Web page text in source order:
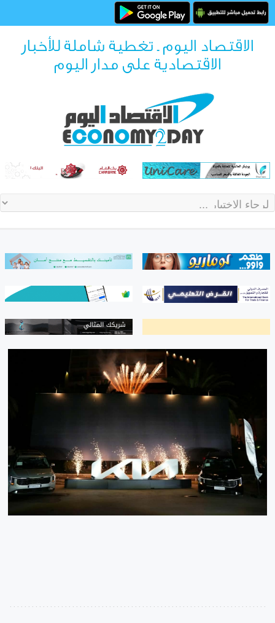
الاقتصاد اليوم ـ تغطية شاملة للأخبار
الاقتصادية على مدار اليوم